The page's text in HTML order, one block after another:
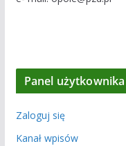
Panel użytkownika
Zaloguj się
Kanał wpisów